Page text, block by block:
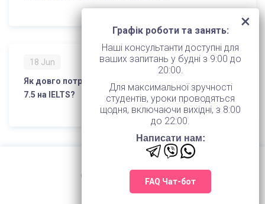
18 Jun
Як довго потрібно готуватися для досягнення 7.0-
7.5 на IELTS?
Графік роботи та занять:
Наші консультанти доступні для
ваших запитань у будні з 9:00 до
20:00.
Для максимальної зручності
студентів, уроки проводяться
щодня, включаючи вихідні, з 8:00
до 22:00.
Написати нам:
FAQ Чат-бот